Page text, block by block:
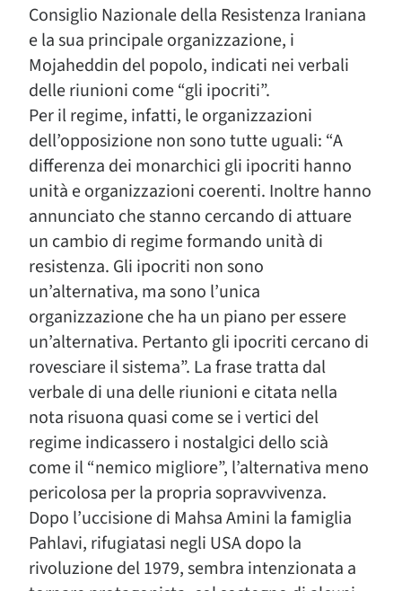
Consiglio Nazionale della Resistenza Iraniana
e la sua principale organizzazione, i
Mojaheddin del popolo, indicati nei verbali
delle riunioni come “gli ipocriti”.
Per il regime, infatti, le organizzazioni
dell’opposizione non sono tutte uguali: “A
differenza dei monarchici gli ipocriti hanno
unità e organizzazioni coerenti. Inoltre hanno
annunciato che stanno cercando di attuare
un cambio di regime formando unità di
resistenza. Gli ipocriti non sono
un’alternativa, ma sono l’unica
organizzazione che ha un piano per essere
un’alternativa. Pertanto gli ipocriti cercano di
rovesciare il sistema”. La frase tratta dal
verbale di una delle riunioni e citata nella
nota risuona quasi come se i vertici del
regime indicassero i nostalgici dello scià
come il “nemico migliore”, l’alternativa meno
pericolosa per la propria sopravvivenza.
Dopo l’uccisione di Mahsa Amini la famiglia
Pahlavi, rifugiatasi negli USA dopo la
rivoluzione del 1979, sembra intenzionata a